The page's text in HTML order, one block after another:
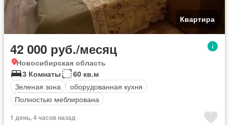
Квартира
42 000 руб./месяц
Новосибирская область
3 Комнаты
60 кв.м
Зеленая зона
оборудованная кухня
Полностью меблирована
1 день, 4 часов назад